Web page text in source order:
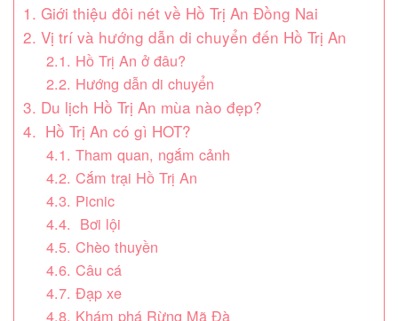
1. Giới thiệu đôi nét về Hồ Trị An Đồng Nai
2. Vị trí và hướng dẫn di chuyển đến Hồ Trị An
2.1. Hồ Trị An ở đâu?
2.2. Hướng dẫn di chuyển
3. Du lịch Hồ Trị An mùa nào đẹp?
4. Hồ Trị An có gì HOT?
4.1. Tham quan, ngắm cảnh
4.2. Cắm trại Hồ Trị An
4.3. Picnic
4.4. Bơi lội
4.5. Chèo thuyền
4.6. Câu cá
4.7. Đạp xe
4.8. Khám phá Rừng Mã Đà